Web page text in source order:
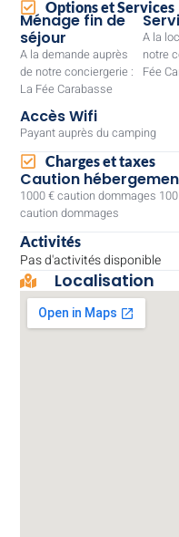
Options et Services
Ménage fin de
séjour
A la demande auprès
de notre conciergerie :
La Fée Carabasse
A la
notre
Fée
Accès Wifi
Payant auprès du camping
Charges et taxes
Caution
1000 € caution dommages
caution dommages
Activités
Pas d'activités disponible
Localisation